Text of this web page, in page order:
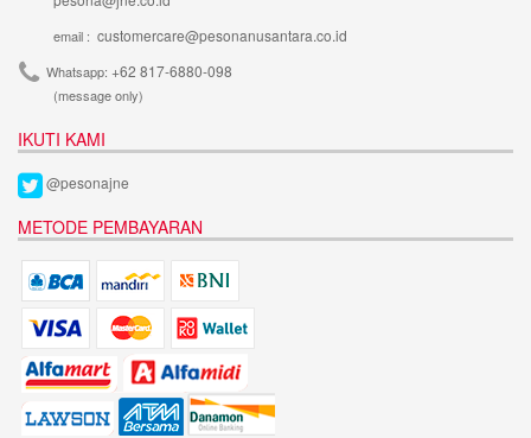
email : customercare@pesonanusantara.co.id
Whatsapp: +62 817-6880-098
(message only)
IKUTI KAMI
@pesonajne
METODE PEMBAYARAN